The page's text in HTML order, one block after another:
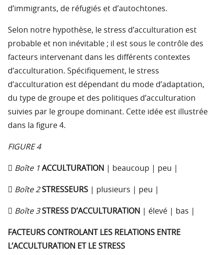
d’immigrants, de réfugiés et d’autochtones.
Selon notre hypothèse, le stress d’acculturation est
probable et non inévitable ; il est sous le contrôle des
facteurs intervenant dans les différents contextes
d’acculturation. Spécifiquement, le stress
d’acculturation est dépendant du mode d’adaptation,
du type de groupe et des politiques d’acculturation
suivies par le groupe dominant. Cette idée est illustrée
dans la figure 4.
FIGURE 4
 Boîte 1 ACCULTURATION | beaucoup | peu |
 Boîte 2 STRESSEURS | plusieurs | peu |
 Boîte 3 STRESS D’ACCULTURATION | élevé | bas |
FACTEURS CONTROLANT LES RELATIONS ENTRE
L’ACCULTURATION ET LE STRESS